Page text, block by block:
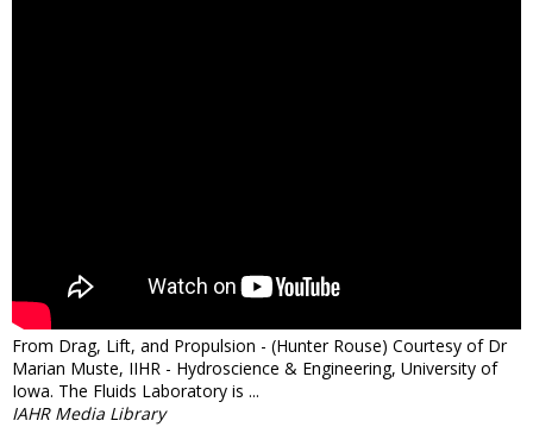
From Drag, Lift, and Propulsion - (Hunter Rouse) Courtesy of Dr
Marian Muste, IIHR - Hydroscience & Engineering, University of
Iowa. The Fluids Laboratory is ...
IAHR Media Library